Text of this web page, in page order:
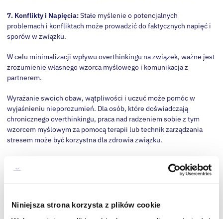
Niniejsza strona korzysta z plików cookie
7. Konflikty i Napięcia:Stałe myślenie o potencjalnych
problemach i konfliktach może prowadzić do faktycznych napięć i
sporów w związku.
W celu minimalizacji wpływu overthinkingu na związek, ważne jest
zrozumienie własnego wzorca myślowego i komunikacja z
partnerem.
Wyrażanie swoich obaw, wątpliwości i uczuć może pomóc w
wyjaśnieniu nieporozumień. Dla osób, które doświadczają
chronicznego overthinkingu, praca nad radzeniem sobie z tym
wzorcem myślowym za pomocą terapii lub technik zarządzania
stresem może być korzystna dla zdrowia związku.
niektóre z typowych objawów overthinkingu: